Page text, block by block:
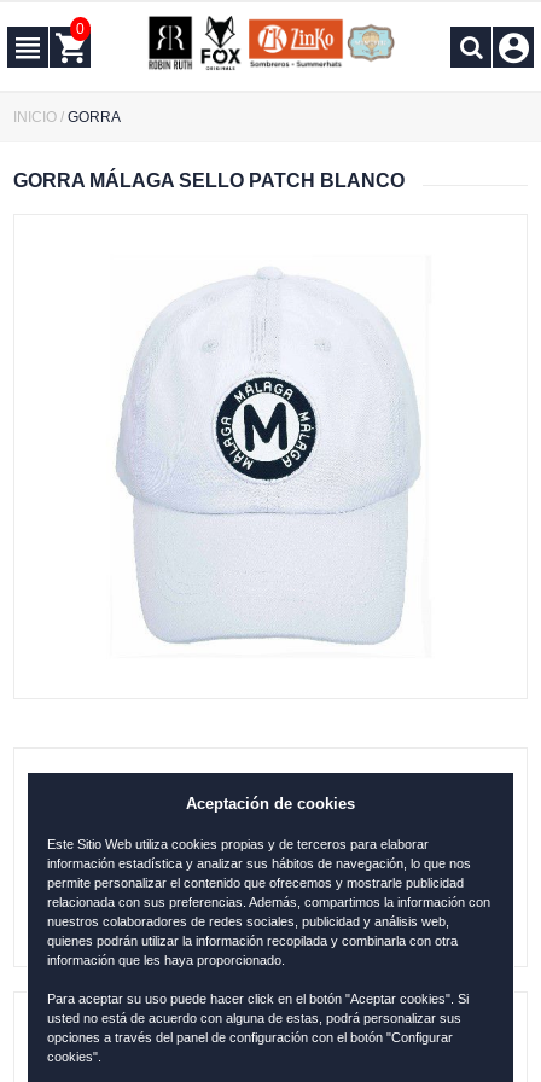
0
INICIO /GORRA
GORRA MÁLAGA SELLO PATCH BLANCO
GORRA MÁLAGA SELLO PATCH
14.95€
Referencia: MAL1260
Aceptación de cookies
Este Sitio Web utiliza cookies propias y de terceros para elaborar
información estadística y analizar sus hábitos de navegación, lo que nos
permite personalizar el contenido que ofrecemos y mostrarle publicidad
relacionada con sus preferencias. Además, compartimos la información con
nuestros colaboradores de redes sociales, publicidad y análisis web,
quienes podrán utilizar la información recopilada y combinarla con otra
información que les haya proporcionado.
Para aceptar su uso puede hacer click en el botón "Aceptar cookies". Si
usted no está de acuerdo con alguna de estas, podrá personalizar sus
opciones a través del panel de configuración con el botón "Configurar
cookies".